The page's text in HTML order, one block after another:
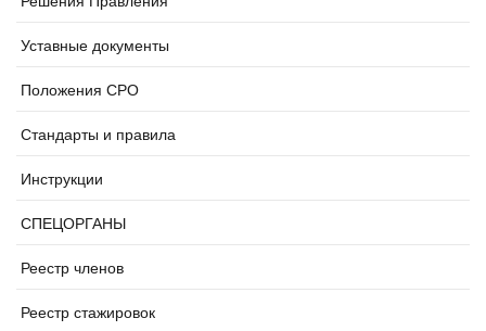
Уставные документы
Положения СРО
Стандарты и правила
Инструкции
СПЕЦОРГАНЫ
Реестр членов
Реестр стажировок